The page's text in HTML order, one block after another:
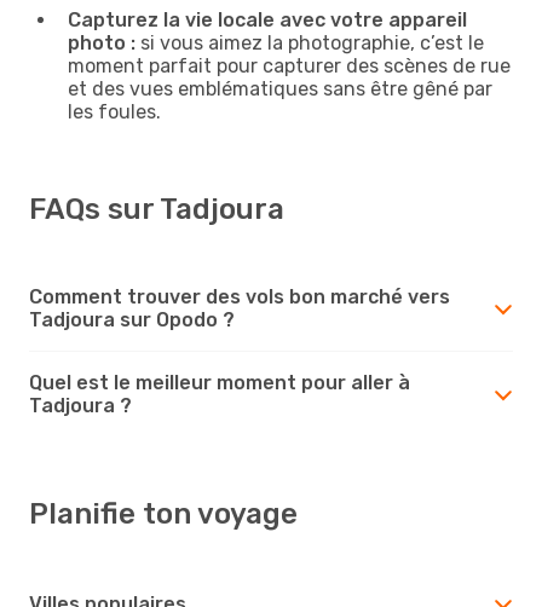
Capturez la vie locale avec votre appareil
photo : si vous aimez la photographie, c’est le
moment parfait pour capturer des scènes de rue
et des vues emblématiques sans être gêné par
les foules.
FAQs sur Tadjoura
Comment trouver des vols bon marché vers
Tadjoura sur Opodo ?
Quel est le meilleur moment pour aller à
Tadjoura ?
Planifie ton voyage